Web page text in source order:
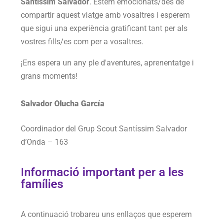
Santíssim Salvador. Estem emocionats/des de
compartir aquest viatge amb vosaltres i esperem
que sigui una experiència gratificant tant per als
vostres fills/es com per a vosaltres.
¡Ens espera un any ple d'aventures, aprenentatge i
grans moments!
Salvador Olucha García
Coordinador del Grup Scout Santíssim Salvador
d’Onda – 163
Informació important per a les
famílies
A continuació trobareu uns enllaços que esperem